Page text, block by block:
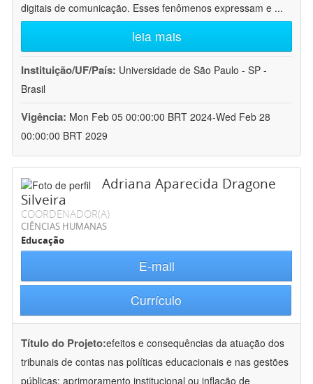
digitais de comunicação. Esses fenômenos expressam e ...
leia mais
Instituição/UF/País: Universidade de São Paulo - SP -
Brasil
Vigência: Mon Feb 05 00:00:00 BRT 2024-Wed Feb 28
00:00:00 BRT 2029
Adriana Aparecida Dragone
Silveira
COORDENADOR(A)
CIÊNCIAS HUMANAS
Educação
E-mail
Currículo
Título do Projeto:efeitos e consequências da atuação dos
tribunais de contas nas políticas educacionais e nas gestões
públicas: aprimoramento institucional ou inflação de